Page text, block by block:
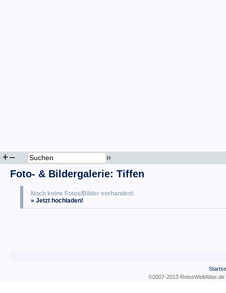
+– »
Foto- & Bildergalerie: Tiffen
Noch keine Fotos/Bilder vorhanden!
» Jetzt hochladen!
©2007-2013